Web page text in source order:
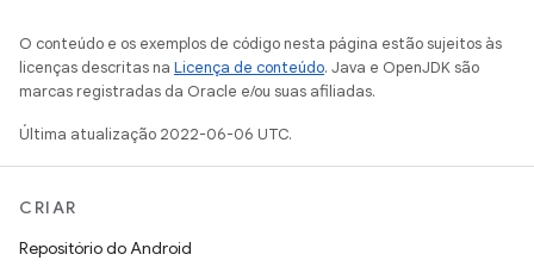
O conteúdo e os exemplos de código nesta página estão sujeitos às
licenças descritas na Licença de conteúdo. Java e OpenJDK são
marcas registradas da Oracle e/ou suas afiliadas.
Última atualização 2022-06-06 UTC.
CRIAR
Repositório do Android